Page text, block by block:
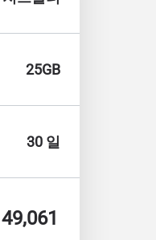
25GB
30 일